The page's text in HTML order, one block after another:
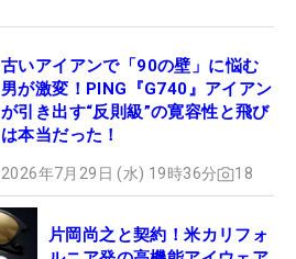
古いアイアンで「90の壁」に悩む
男が激変！PING『G740』アイアン
が引き出す“反則級”の寛容性と飛び
は本当だった！
2026年7月29日 (水) 19時36分 18
片岡尚之と契約！米カリフォ